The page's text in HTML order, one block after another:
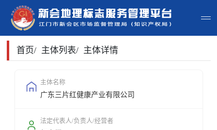
首页
政策法规
申请指南
首页/ 主体列表/ 主体详情
主体名称
广东三片红健康产业有限公司
法定代表人/负责人/经营者